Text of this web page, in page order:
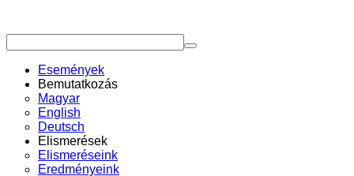
Események
Bemutatkozás
Magyar
English
Deutsch
Elismerések
Elismeréseink
Eredményeink